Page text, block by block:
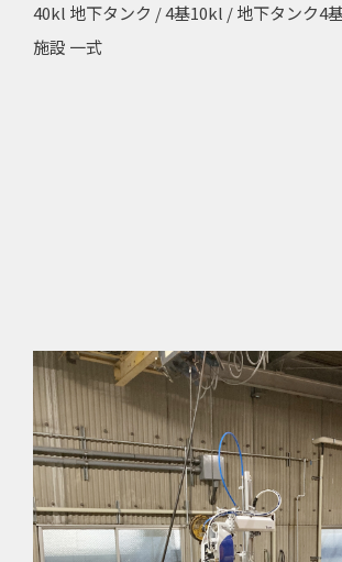
40kl 地下タンク / 4基10kl / 地下タンク4
施設 一式